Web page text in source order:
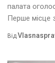
палата
Перше місце
Від